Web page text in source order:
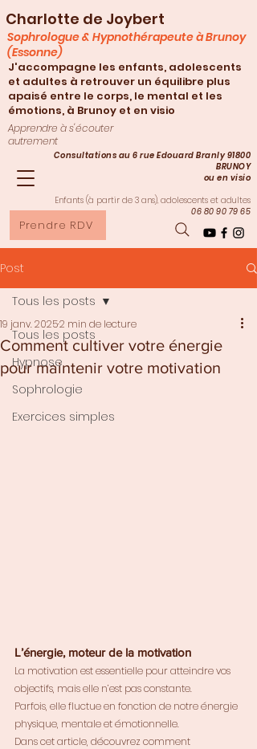
Charlotte de Joybert
Consultations au 6 rue Edouard Branly 91800
BRUNOY
ou en visio
Enfants (à partir de 3 ans), adolescents et adultes
06 80 90 79 65
Apprendre à s'écouter
autrement
Prendre RDV
Sophrologue & Hypnothérapeute à Brunoy
(Essonne)
J'accompagne les enfants, adolescents
et adultes à retrouver un équilibre plus
apaisé entre le corps, le mental et les
émotions, à Brunoy et en visio
Post
Tous les posts
Hypnose
Sophrologie
Exercices simples
Tous les posts
Comment cultiver votre énergie
pour maintenir votre motivation
19 janv. 20252 min de lecture
L’énergie, moteur de la motivation
La motivation est essentielle pour atteindre vos
objectifs, mais elle n’est pas constante.
Parfois, elle fluctue en fonction de notre énergie
physique, mentale et émotionnelle.
Dans cet article, découvrez comment